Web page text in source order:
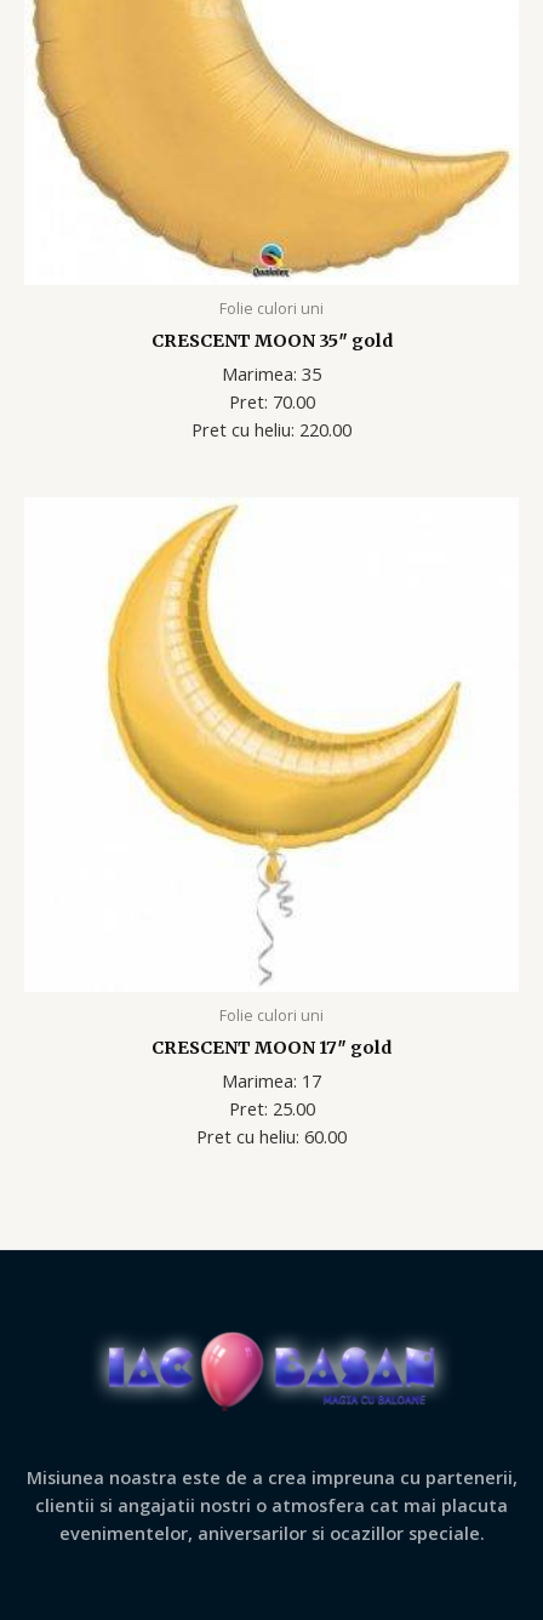
Folie culori uni
CRESCENT MOON 35″ gold
Marimea: 35
Pret: 70.00
Pret cu heliu: 220.00
Folie culori uni
CRESCENT MOON 17″ gold
Marimea: 17
Pret: 25.00
Pret cu heliu: 60.00
Misiunea noastra este de a crea impreuna cu partenerii,
clientii si angajatii nostri o atmosfera cat mai placuta
evenimentelor, aniversarilor si ocazillor speciale.